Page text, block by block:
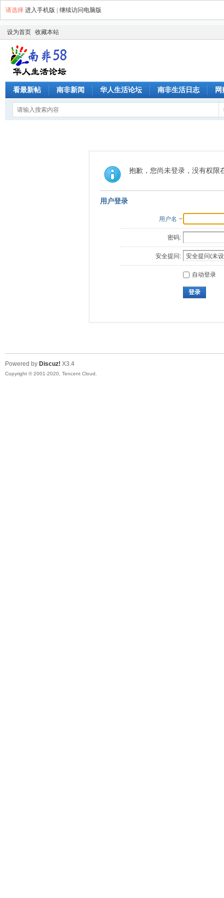
请选择 进入手机版 继续访问电脑版
设为首页 收藏本站
看最新帖 南非新闻 华人生活论坛 南非生活日志 网
抱歉，您尚未登录，没有权限
用户登录
用户名
密码:
安全提问:
自动登录
登录
Powered by Discuz! X3.4
Copyright © 2001-2020, Tencent Cloud.